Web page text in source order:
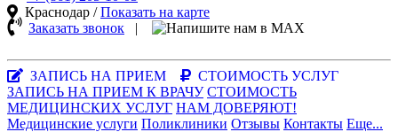
Краснодар /Показать на карте
Заказать звонок |
ЗАПИСЬ НА ПРИЕМ
СТОИМОСТЬ УСЛУГ
ЗАПИСЬ НА ПРИЕМ К ВРАЧУ СТОИМОСТЬ
МЕДИЦИНСКИХ УСЛУГ НАМ ДОВЕРЯЮТ!
Медицинские услуги Поликлиники Отзывы Контакты Еще...